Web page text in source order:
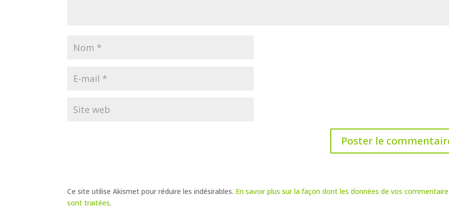
Ce site utilise Akismet pour réduire les indésirables. En savoir plus sur la façon dont les données de vos
sont traitées.